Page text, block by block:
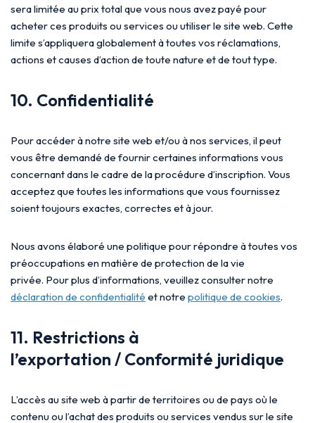
sera limitée au prix total que vous nous avez payé pour
acheter ces produits ou services ou utiliser le site web. Cette
limite s’appliquera globalement à toutes vos réclamations,
actions et causes d’action de toute nature et de tout type.
10. Confidentialité
Pour accéder à notre site web et/ou à nos services, il peut
vous être demandé de fournir certaines informations vous
concernant dans le cadre de la procédure d’inscription. Vous
acceptez que toutes les informations que vous fournissez
soient toujours exactes, correctes et à jour.
Nous avons élaboré une politique pour répondre à toutes vos
préoccupations en matière de protection de la vie
privée. Pour plus d’informations, veuillez consulter notre
déclaration de confidentialité et notre politique de cookies.
11. Restrictions à
l’exportation / Conformité juridique
L’accès au site web à partir de territoires ou de pays où le
contenu ou l’achat des produits ou services vendus sur le site